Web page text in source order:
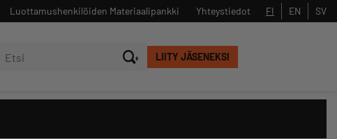
Yhteystiedot
Luottamushenkilöiden Materiaalipankki FI EN SV
LIITY JÄSENEKSI
Sulje